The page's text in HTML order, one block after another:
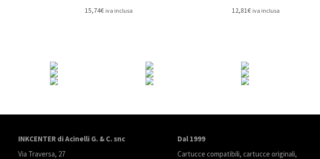
15,74€ iva inclusa 12,81€ iva inclusa
INKCENTER di Acinelli G. & C. snc
Via Traversa, 27
Dal 1999
Cartucce compatibili, cartucce originali,